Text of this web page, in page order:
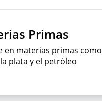
Primas
en materias primas como
plata y el petróleo